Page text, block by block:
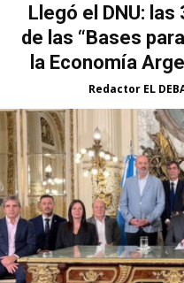
Llegó el DNU:
de las “Bases
la Economía
Redactor EL